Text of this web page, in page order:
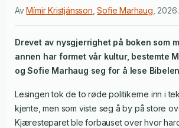
AvMímir Kristjánsson ,Sofie Marhaug 2026.
Drevet av nysgjerrighet på boken som
annen har formet vår kultur, bestemte
og Sofie Marhaug seg for å lese
Lesingen tok de to røde politikerne inn i
kjente, men som viste seg å by på store
Kjæresteparet ble forbauset over hvor